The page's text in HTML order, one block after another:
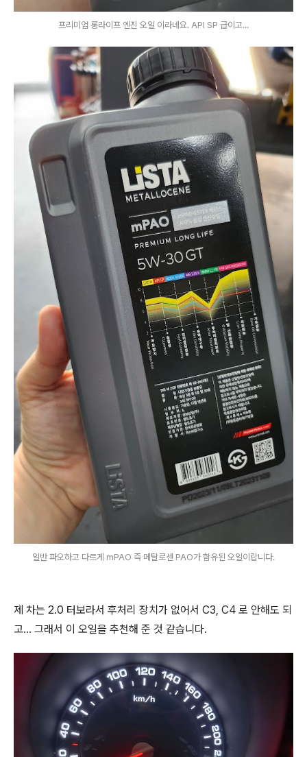
프리미엄 롱라이프 엔진 오일 이라네요. API SP 급이고...
일반 파오하고 다르게 mPAO 즉 메탈로센 PAO가 함유된 오일이랍니다.
제 차는 2.0 터보라서 후처리 장치가 없어서 C3, C4 로 안해도 되
고... 그래서 이 오일을 추천해 준 것 같습니다.